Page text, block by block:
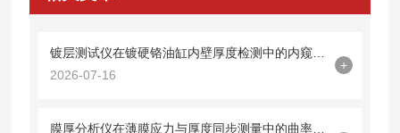
2026-07-16
+